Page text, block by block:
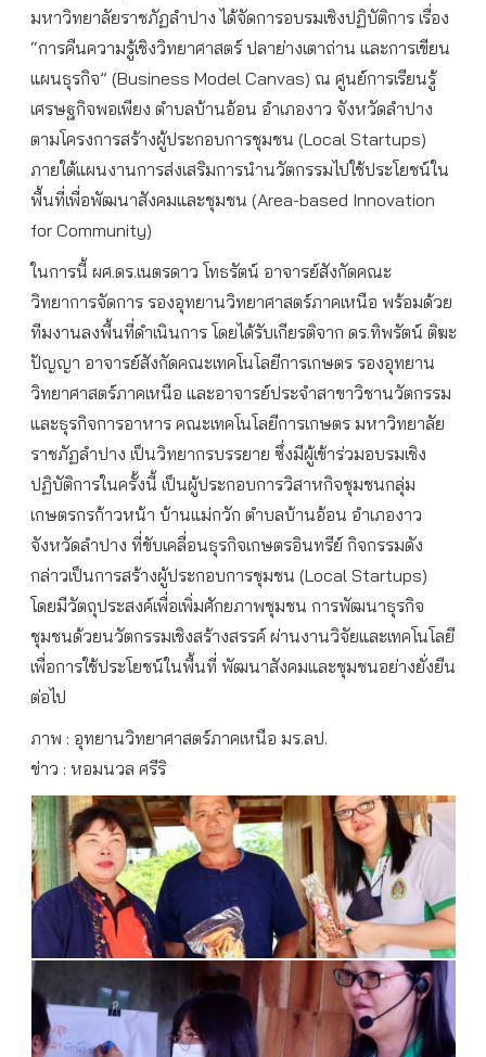
มหาวิทยาลัยราชภัฏลำปาง ได้จัดการอบรมเชิงปฏิบัติการ เรื่อง
“การคืนความรู้เชิงวิทยาศาสตร์ ปลาย่างเตาถ่าน และการเขียน
แผนธุรกิจ” (Business Model Canvas) ณ ศูนย์การเรียนรู้
เศรษฐกิจพอเพียง ตำบลบ้านอ้อน อำเภองาว จังหวัดลำปาง
ตามโครงการสร้างผู้ประกอบการชุมชน (Local Startups)
ภายใต้แผนงานการส่งเสริมการนำนวัตกรรมไปใช้ประโยชน์ใน
พื้นที่เพื่อพัฒนาสังคมและชุมชน (Area-based Innovation
for Community)
ในการนี้ ผศ.ดร.เนตรดาว โทธรัตน์ อาจารย์สังกัดคณะ
วิทยาการจัดการ รองอุทยานวิทยาศาสตร์ภาคเหนือ พร้อมด้วย
ทีมงานลงพื้นที่ดำเนินการ โดยได้รับเกียรติจาก ดร.ทิพรัตน์ ติฆะ
ปัญญา อาจารย์สังกัดคณะเทคโนโลยีการเกษตร รองอุทยาน
วิทยาศาสตร์ภาคเหนือ และอาจารย์ประจำสาขาวิชานวัตกรรม
และธุรกิจการอาหาร คณะเทคโนโลยีการเกษตร มหาวิทยาลัย
ราชภัฏลำปาง เป็นวิทยากรบรรยาย ซึ่งมีผู้เข้าร่วมอบรมเชิง
ปฏิบัติการในครั้งนี้ เป็นผู้ประกอบการวิสาหกิจชุมชนกลุ่ม
เกษตรกรก้าวหน้า บ้านแม่กวัก ตำบลบ้านอ้อน อำเภองาว
จังหวัดลำปาง ที่ขับเคลื่อนธุรกิจเกษตรอินทรีย์ กิจกรรมดัง
กล่าวเป็นการสร้างผู้ประกอบการชุมชน (Local Startups)
โดยมีวัตถุประสงค์เพื่อเพิ่มศักยภาพชุมชน การพัฒนาธุรกิจ
ชุมชนด้วยนวัตกรรมเชิงสร้างสรรค์ ผ่านงานวิจัยและเทคโนโลยี
เพื่อการใช้ประโยชน์ในพื้นที่ พัฒนาสังคมและชุมชนอย่างยั่งยืน
ต่อไป
ภาพ : อุทยานวิทยาศาสตร์ภาคเหนือ มร.ลป.
ข่าว : หอมนวล ศรีริ